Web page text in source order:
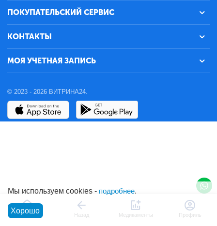
ПОКУПАТЕЛЬСКИЙ СЕРВИС
КОНТАКТЫ
МОЯ УЧЕТНАЯ ЗАПИСЬ
© 2023 - 2026 ВИТРИНА24.
Главная Назад Медикаменты Профиль
Мы используем cookies - подробнее.
Хорошо